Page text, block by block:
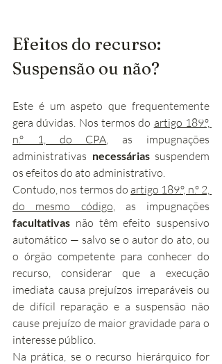
Efeitos do recurso:
Suspensão ou não?
Este é um aspeto que frequentemente
gera dúvidas. Nos termos do artigo 189.º,
n.º 1, do CPA, as impugnações
administrativas necessárias suspendem
os efeitos do ato administrativo.
Contudo, nos termos do artigo 189.º, n.º 2,
do mesmo código
facultativas não têm efeito suspensivo
automático — salvo se o autor do ato, ou
o órgão competente para conhecer do
recurso, considerar que a execução
imediata causa prejuízos irreparáveis ou
de difícil reparação e a suspensão não
cause prejuízo de maior gravidade para o
interesse público.
Na prática, se o recurso hierárquico for